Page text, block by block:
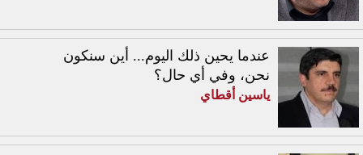
عندما يحين ذلك اليوم... أين سنكون
نحن، وفي أي حال؟
ياسين أقطاي